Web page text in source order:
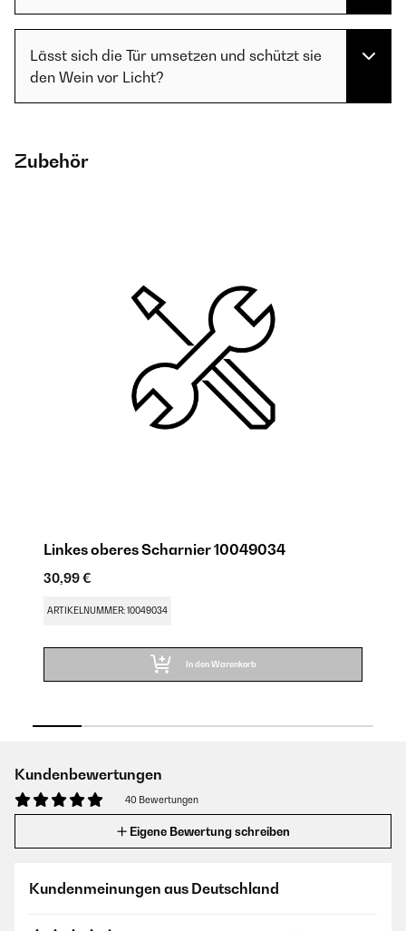
Lässt sich die Tür umsetzen und schützt sie
den Wein vor Licht?
Zubehör
Linkes oberes Scharnier 10049034
30,99 €
ARTIKELNUMMER: 10049034
In den Warenkorb
Kundenbewertungen
40 Bewertungen
Eigene Bewertung schreiben
Kundenmeinungen aus Deutschland